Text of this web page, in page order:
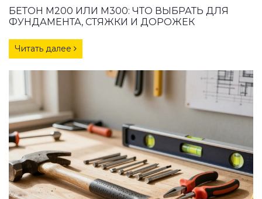
БЕТОН М200 ИЛИ М300: ЧТО ВЫБРАТЬ ДЛЯ
ФУНДАМЕНТА, СТЯЖКИ И ДОРОЖЕК
Читать далее